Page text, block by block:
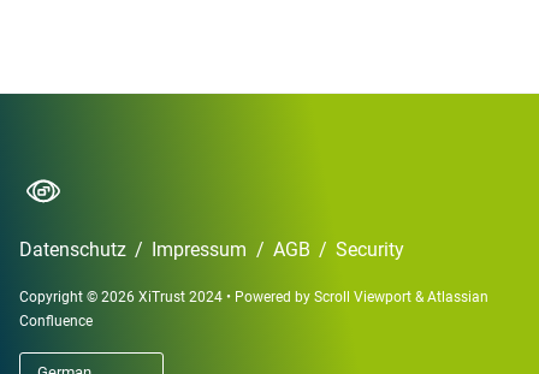
Datenschutz / Impressum / AGB / Security
Copyright © 2026 XiTrust 2024 • Powered by Scroll Viewport &Atlassian
Confluence